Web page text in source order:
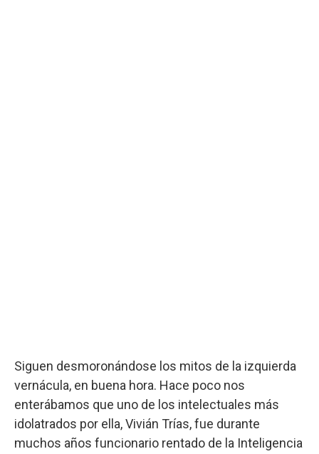
Siguen desmoronándose los mitos de la izquierda
vernácula, en buena hora. Hace poco nos
enterábamos que uno de los intelectuales más
idolatrados por ella, Vivián Trías, fue durante
muchos años funcionario rentado de la Inteligencia